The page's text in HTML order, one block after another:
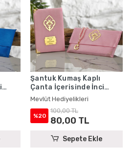
Şantuk Kumaş Kaplı
Çanta İçerisinde İnci
Tesbihli Pembe Renkli
Şantuk Yasin Kitabı Seti -
Mevlüt Hediyelikleri
Mevlüt Hediyelikleri
%20
100,00 TL
80,00 TL
Sepete Ekle